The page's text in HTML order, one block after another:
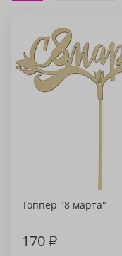
Топпер "8 марта"
170₽